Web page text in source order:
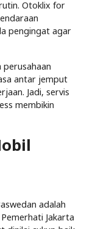
Otoklix for
pengingat agar
perusahaan
antar jemput
Jadi, servis
membikin
adalah
Jakarta